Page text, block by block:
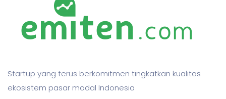
Startup yang terus berkomitmen tingkatkan kualitas
ekosistem pasar modal Indonesia